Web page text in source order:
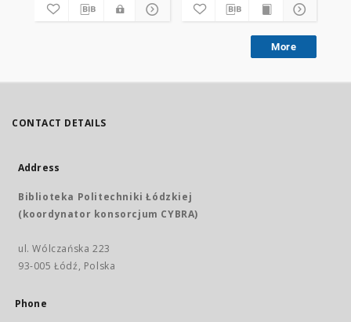
More
CONTACT DETAILS
Address
Biblioteka Politechniki Łódzkiej
(koordynator konsorcjum CYBRA)
ul. Wólczańska 223
93-005 Łódź, Polska
Phone